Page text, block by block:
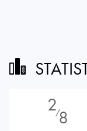
2⁄8